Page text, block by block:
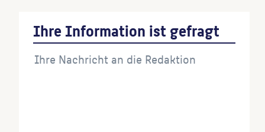
133.
verwenden möchten, zitieren Sie bitte wie folgt:
Ihre Information ist gefragt